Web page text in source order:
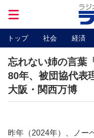
トップ 社会 経済
忘れない姉の言葉
80年、被団協代表
大阪・関西万博
昨年（2024年）、ノー